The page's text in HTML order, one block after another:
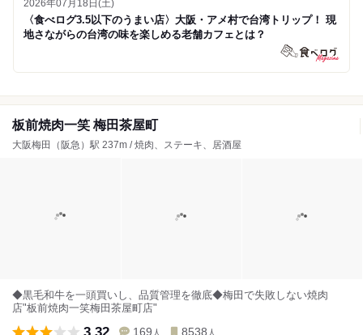
2026年07月18日(土)
〈食べログ3.5以下のうまい店〉大阪・アメ村で台湾トリップ！ 現
地さながらの台湾の味を楽しめる老舗カフェとは？
板前焼肉一笑 梅田茶屋町
大阪梅田（阪急）駅 237m / 焼肉、ステーキ、居酒屋
◆黒毛和牛を一頭買いし、品質管理を徹底◆梅田で失敗しない焼肉
店"板前焼肉一笑梅田茶屋町店"
169 人 8538 人